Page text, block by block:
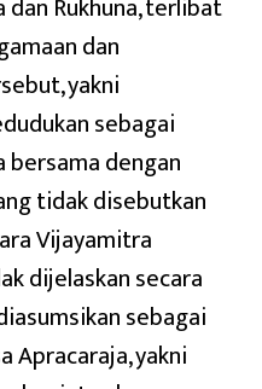
Rukhuna, terlibat
dan
yakni
sebagai
bersama dengan
tidak disebutkan
Vijayamitra
dijelaskan secara
sebagai
Apracaraja, yakni